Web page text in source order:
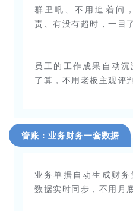
群里吼、不用追着问
责、有没有超时，一目
员工的工作成果自动
了算，不用老板主观评判
管账：业务财务一套数据
业务单据自动生成财
数据实时同步，不用月